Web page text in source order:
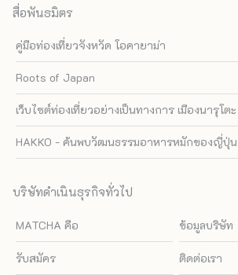
สื่อพันธมิตร
คู่มือท่องเที่ยวจังหวัด โอคายาม่า
Roots of Japan
เว็บไซต์ท่องเที่ยวอย่างเป็นทางการ เมืองนารุโตะ
HAKKO - ค้นพบวัฒนธรรมอาหารหมักของญี่ปุ่น
บริษัทดำเนินธุรกิจทั่วไป
MATCHA คือ ข้อมูลบริษัท
รับสมัคร ติดต่อเรา